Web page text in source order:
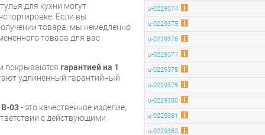
u-0229374
u-0229375
u-0229376
u-0229377
u-0229378
u-0229379
u-0229380
u-0229381
u-0229382
для кухни могут
Если вы
товара, мы немедленно
товара для вас
покрываются гарантией на 1
удлиненный гарантийный
03- это качественное изделие,
с действующими